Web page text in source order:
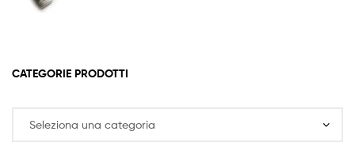
CATEGORIE PRODOTTI